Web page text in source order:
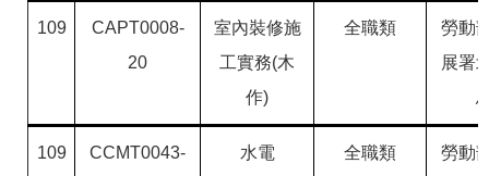
109
CAPT0008-
20
室內裝修施
工實務(木
作)
全職類
勞動
展署
109
CCMT0043-
水電 全職類
勞動